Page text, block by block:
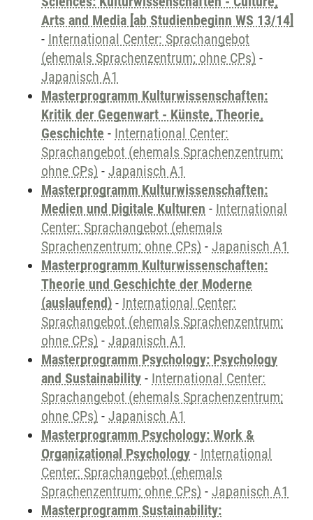
Arts and Media [ab Studienbeginn WS 13/14]
- International Center: Sprachangebot
(ehemals Sprachenzentrum; ohne CPs) -
Japanisch A1
Masterprogramm Kulturwissenschaften:
Kritik der Gegenwart - Künste, Theorie,
Geschichte - International Center:
Sprachangebot (ehemals Sprachenzentrum;
ohne CPs) - Japanisch A1
Masterprogramm Kulturwissenschaften:
Medien und Digitale Kulturen - International
Center: Sprachangebot (ehemals
Sprachenzentrum; ohne CPs) - Japanisch A1
Masterprogramm Kulturwissenschaften:
Theorie und Geschichte der Moderne
(auslaufend) - International Center:
Sprachangebot (ehemals Sprachenzentrum;
ohne CPs) - Japanisch A1
Masterprogramm Psychology: Psychology
and Sustainability - International Center:
Sprachangebot (ehemals Sprachenzentrum;
ohne CPs) - Japanisch A1
Masterprogramm Psychology: Work &
Organizational Psychology - International
Center: Sprachangebot (ehemals
Sprachenzentrum; ohne CPs) - Japanisch A1
Masterprogramm Sustainability: